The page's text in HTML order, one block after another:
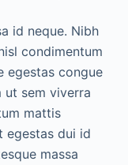
id neque. Nibh
condimentum
egestas congue
ut sem viverra
mattis
egestas dui id
massa